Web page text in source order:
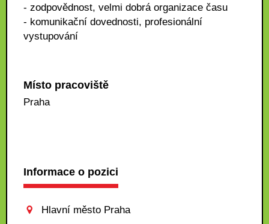
- zodpovědnost, velmi dobrá organizace času
- komunikační dovednosti, profesionální
vystupování
Místo pracoviště
Praha
Informace o pozici
Hlavní město Praha